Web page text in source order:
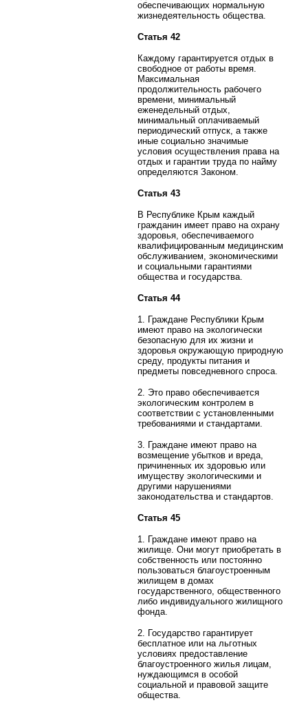
обеспечивающих нормальную
жизнедеятельность общества.
Статья 42
Каждому гарантируется отдых в
свободное от работы время.
Максимальная
продолжительность рабочего
времени, минимальный
еженедельный отдых,
минимальный оплачиваемый
периодический отпуск, а также
иные социально значимые
условия осуществления права на
отдых и гарантии труда по найму
определяются Законом.
Статья 43
В Республике Крым каждый
гражданин имеет право на охрану
здоровья, обеспечиваемого
квалифицированным медицинским
обслуживанием, экономическими
и социальными гарантиями
общества и государства.
Статья 44
1. Граждане Республики Крым
имеют право на экологически
безопасную для их жизни и
здоровья окружающую природную
среду, продукты питания и
предметы повседневного спроса.
2. Это право обеспечивается
экологическим контролем в
соответствии с установленными
требованиями и стандартами.
3. Граждане имеют право на
возмещение убытков и вреда,
причиненных их здоровью или
имуществу экологическими и
другими нарушениями
законодательства и стандартов.
Статья 45
1. Граждане имеют право на
жилище. Они могут приобретать в
собственность или постоянно
пользоваться благоустроенным
жилищем в домах
государственного, общественного
либо индивидуального жилищного
фонда.
2. Государство гарантирует
бесплатное или на льготных
условиях предоставление
благоустроенного жилья лицам,
нуждающимся в особой
социальной и правовой защите
общества.